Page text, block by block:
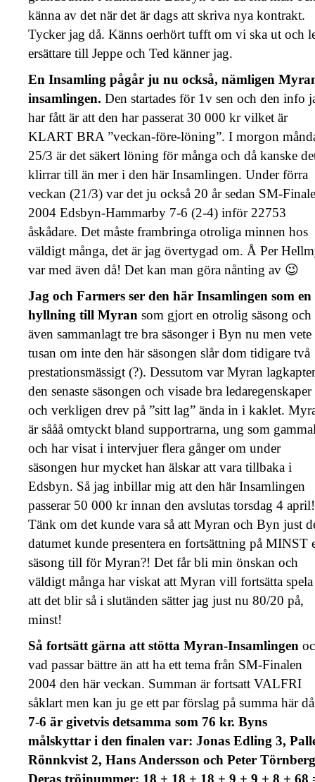
känna av det när det är dags att skriva nya kontrakt.
Tycker jag då. Känns oerhört tufft om vi ska ut och
ersättare till Jeppe och Ted känner jag.
En Insamling pågår ju nu också, nämligen
insamlingen. Den startades för 1v sen och den info
har fått är att den har passerat 30 000 kr vilket är
KLART BRA ”veckan-före-löning”. I morgon
25/3 är det säkert löning för många och då kanske
klirrar till än mer i den här Insamlingen. Under förra
veckan (21/3) var det ju också 20 år sedan SM-
2004 Edsbyn-Hammarby 7-6 (2-4) inför 22753
åskådare. Det måste frambringa otroliga minnen hos
väldigt många, det är jag övertygad om. Å Per
var med även då! Det kan man göra nånting av 😉
Jag och Farmers ser den här Insamlingen som en
hyllning till Myran som gjort en otrolig säsong och
även sammanlagt tre bra säsonger i Byn nu men vete
tusan om inte den här säsongen slår dom tidigare två
prestationsmässigt (?). Dessutom var Myran
den senaste säsongen och visade bra ledaregenskaper
och verkligen drev på ”sitt lag” ända in i kaklet.
är sååå omtyckt bland supportrarna, ung som
och har visat i intervjuer flera gånger om under
säsongen hur mycket han älskar att vara tillbaka i
Edsbyn. Så jag inbillar mig att den här Insamlingen
passerar 50 000 kr innan den avslutas torsdag 4 april!
Tänk om det kunde vara så att Myran och Byn just
datumet kunde presentera en fortsättning på MINST
säsong till för Myran?! Det får bli min önskan och
väldigt många har viskat att Myran vill fortsätta spela
att det blir så i slutänden sätter jag just nu 80/20 på,
minst!
Så fortsätt gärna att stötta Myran-Insamlingen
vad passar bättre än att ha ett tema från SM-Finalen
2004 den här veckan. Summan är fortsatt VALFRI
såklart men kan ju ge ett par förslag på summa här
7-6 är givetvis detsamma som 76 kr. Byns
målskyttar i den finalen var: Jonas Edling 3,
Rönnkvist 2, Hans Andersson och Peter
Deras tröjnummer: 18 + 18 + 18 + 9 + 9 + 8 + 68